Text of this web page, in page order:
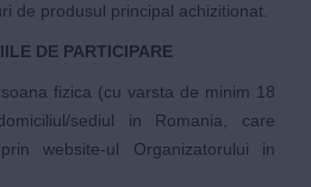
de produsul principal achizitionat.
DE PARTICIPARE
fizica (cu varsta de minim 18
sediul in Romania, care
website-ul Organizatorului in